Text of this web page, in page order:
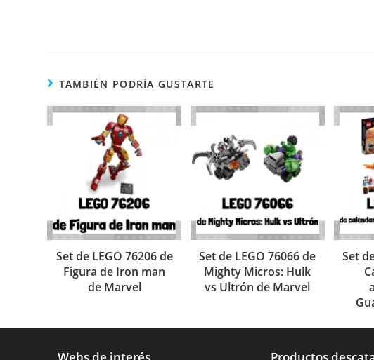
TAMBIÉN PODRÍA GUSTARTE
Set de LEGO 76206 de
Figura de Iron man
de Marvel
Set de LEGO 76066 de
Mighty Micros: Hulk
vs Ultrón de Marvel
Set
Webs de interés Productos